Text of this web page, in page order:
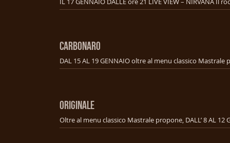
CARBONARO
ORIGINALE